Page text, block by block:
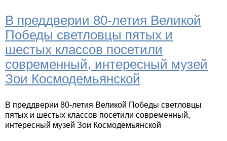
В преддверии 80-летия Великой
Победы светловцы пятых и
шестых классов посетили
современный, интересный музей
Зои Космодемьянской
В преддверии 80-летия Великой Победы светловцы
пятых и шестых классов посетили современный,
интересный музей Зои Космодемьянской